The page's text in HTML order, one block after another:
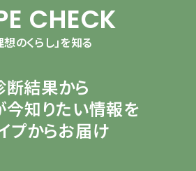
CHECK
想のくらし」を知る
断結果から
今知りたい情報を
プからお届け